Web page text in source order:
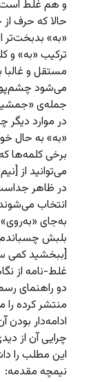
و هم غلط است
حالا که حرف
«به» بدبخت‌تر
ترکیب «به» و
مستقل و
می‌شود
جمله‌ی
در موارد
«به» به حال
برخی کلمه‌ها
می‌توانید از
در ظاهر
انتخاب
به‌جای
بلبش
[ببخشید
غلط-نامه از
دو راهنمای
منتشر کرده
ادامه‌دار
چرایی آن از
این مطلب را
نیمچه مقدمه: